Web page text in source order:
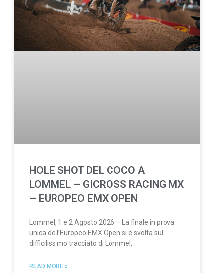
HOLE SHOT DEL COCO A
LOMMEL – GICROSS RACING MX
– EUROPEO EMX OPEN
Lommel, 1 e 2 Agosto 2026 – La finale in prova
unica dell’Europeo EMX Open si è svolta sul
difficilissimo tracciato di Lommel,
READ MORE »